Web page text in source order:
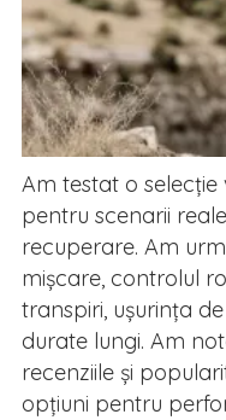
Am testat o
pentru scenarii
recuperare. Am
mișcare, controlul
transpiri, ușurința
durate lungi. Am
recenziile și
opțiuni pentru